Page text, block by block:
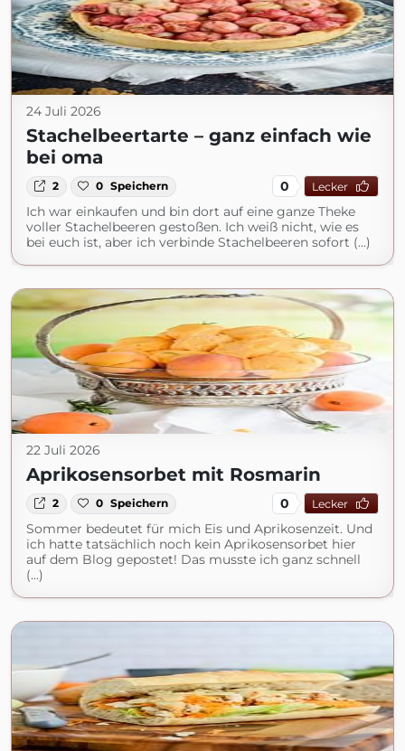
24 Juli 2026
Stachelbeertarte – ganz einfach wie
bei oma
2 0 Speichern 0 Lecker
Ich war einkaufen und bin dort auf eine ganze Theke
voller Stachelbeeren gestoßen. Ich weiß nicht, wie es
bei euch ist, aber ich verbinde Stachelbeeren sofort (...)
22 Juli 2026
Aprikosensorbet mit Rosmarin
2 0 Speichern 0 Lecker
Sommer bedeutet für mich Eis und Aprikosenzeit. Und
ich hatte tatsächlich noch kein Aprikosensorbet hier
auf dem Blog gepostet! Das musste ich ganz schnell
(...)